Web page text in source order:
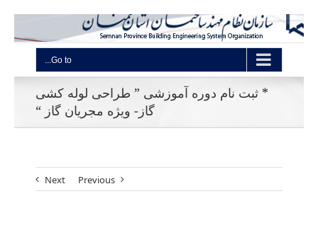
Go to...
* ثبت نام دوره آموزشی ” طراحی لوله کشی
گاز- ویژه مجریان گاز “
Previous
Next